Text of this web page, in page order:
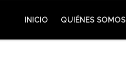
INICIO QUIÉNES SOMOS